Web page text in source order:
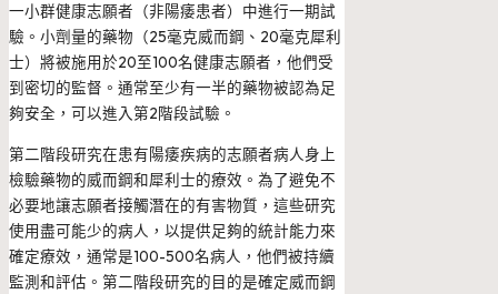
一小群健康志願者（非陽痿患者）中進行一期試
驗。小劑量的藥物（25毫克威而鋼、20毫克犀利
士）將被施用於20至100名健康志願者，他們受
到密切的監督。通常至少有一半的藥物被認為足
夠安全，可以進入第2階段試驗。
第二階段研究在患有陽痿疾病的志願者病人身上
檢驗藥物的威而鋼和犀利士的療效。為了避免不
必要地讓志願者接觸潛在的有害物質，這些研究
使用盡可能少的病人，以提供足夠的統計能力來
確定療效，通常是100-500名病人，他們被持續
監測和評估。第二階段研究的目的是確定威而鋼